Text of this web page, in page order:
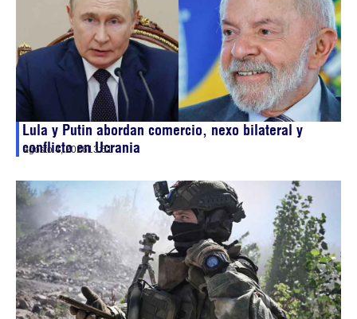
Lula y Putin abordan comercio, nexo bilateral y
conflicto en Ucrania
agosto 4, 202613:51